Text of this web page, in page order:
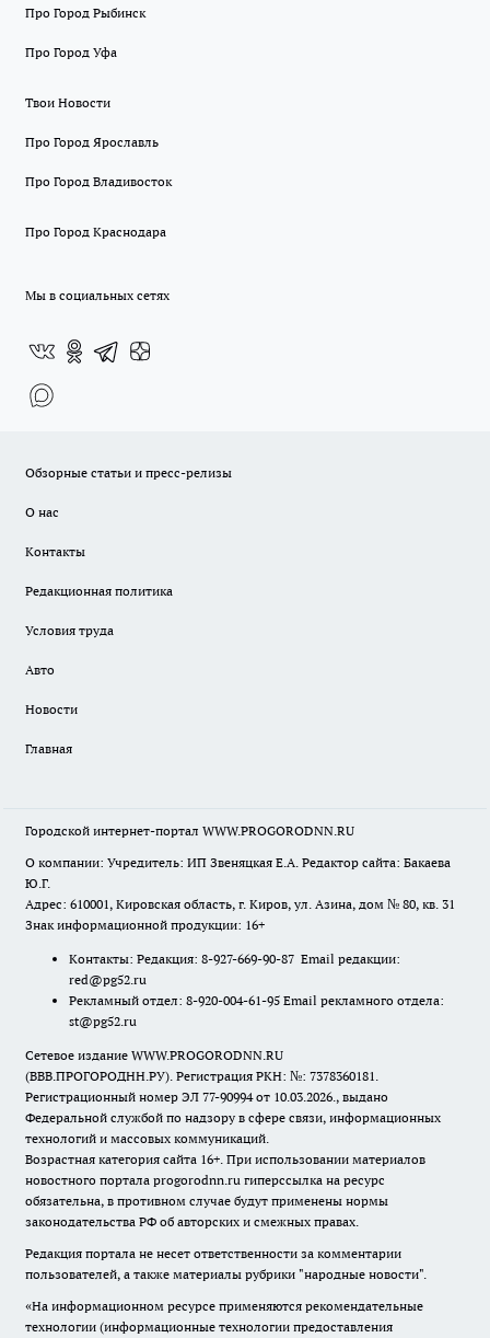
Про Город Рыбинск
Про Город Уфа
Твои Новости
Про Город Ярославль
Про Город Владивосток
Про Город Краснодара
Мы в социальных сетях
Обзорные статьи и пресс-релизы
О нас
Контакты
Редакционная политика
Условия труда
Авто
Новости
Главная
Городской интернет-портал WWW.PROGORODNN.RU
О компании: Учредитель: ИП Звеняцкая Е.А. Редактор сайта: Бакаева
Ю.Г.
Адрес: 610001, Кировская область, г. Киров, ул. Азина, дом № 80, кв. 31
Знак информационной продукции: 16+
Контакты: Редакция: 8-927-669-90-87 Email редакции:
red@pg52.ru
Рекламный отдел: 8-920-004-61-95 Email рекламного отдела:
st@pg52.ru
Сетевое издание WWW.PROGORODNN.RU
(ВВВ.ПРОГОРОДНН.РУ). Регистрация РКН: №: 7378360181.
Регистрационный номер ЭЛ 77-90994 от 10.03.2026., выдано
Федеральной службой по надзору в сфере связи, информационных
технологий и массовых коммуникаций.
Возрастная категория сайта 16+. При использовании материалов
новостного портала progorodnn.ru гиперссылка на ресурс
обязательна, в противном случае будут применены нормы
законодательства РФ об авторских и смежных правах.
Редакция портала не несет ответственности за комментарии
пользователей, а также материалы рубрики "народные новости".
«На информационном ресурсе применяются рекомендательные
технологии (информационные технологии предоставления